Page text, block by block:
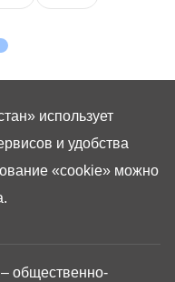
– общественно-
использует
и удобства
«cookie» можно